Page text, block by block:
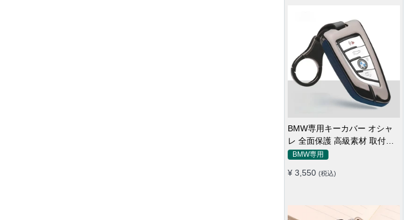
BMW専用キーカバー オシャ
レ 全面保護 高級素材 取付簡
単 おしゃれ 多色キーホルダー
BMW専用
¥ 3,550 (税込)